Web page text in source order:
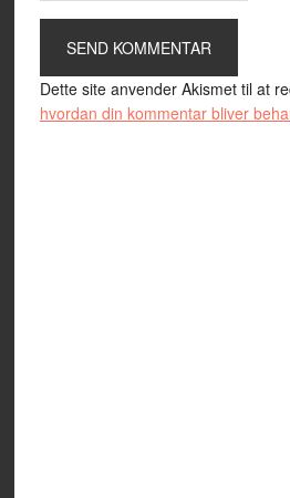
Dette site anvender Akismet til at
hvordan din kommentar bliver